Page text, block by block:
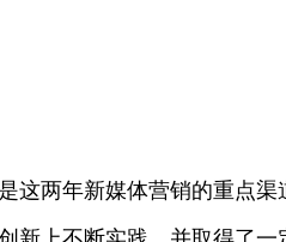
这两年新媒体营销的重点